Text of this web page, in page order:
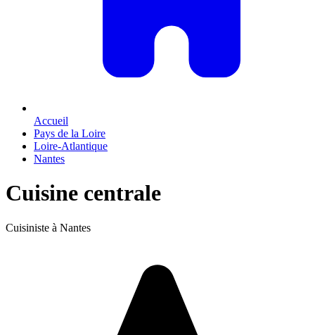
Accueil
Pays de la Loire
Loire-Atlantique
Nantes
Cuisine centrale
Cuisiniste à Nantes